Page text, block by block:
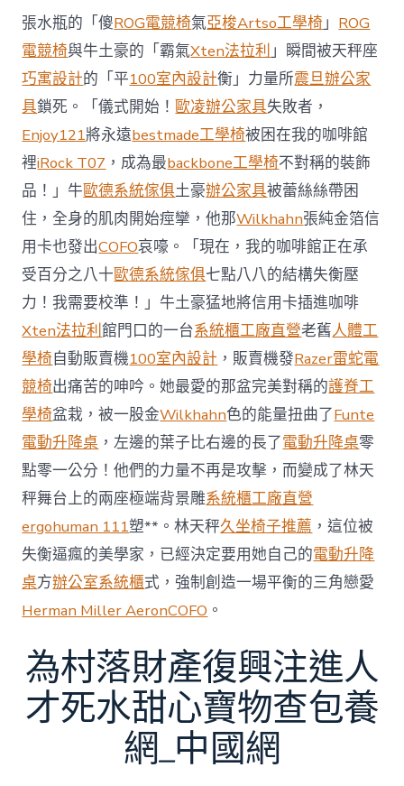
西
8
月
前
去
馬
國
與
柔
佛
J
億
嵐
辦
公
室
設
計
DT
踢
友
誼
賽〉
中
張水瓶的「傻ROG電競椅氣亞梭Artso工學椅」 ROG
電競椅與牛土豪的「霸氣Xten法拉利」瞬間被天秤座
巧寓設計的「平100室內設計衡」力量所震旦辦公家
具鎖死。「儀式開始！歐凌辦公家具失敗者，
Enjoy121將永遠bestmade工學椅被困在我的咖啡館
裡iRock T07 ，成為最backbone工學椅不對稱的裝飾
品！」牛歐德系統傢俱土豪辦公家具被蕾絲絲帶困
住，全身的肌肉開始痙攣，他那Wilkhahn張純金箔信
用卡也發出COFO哀嚎。「現在，我的咖啡館正在承
受百分之八十歐德系統傢俱七點八八的結構失衡壓
力！我需要校準！」牛土豪猛地將信用卡插進咖啡
Xten法拉利館門口的一台系統櫃工廠直營老舊人體工
學椅自動販賣機100室內設計 ，販賣機發Razer雷蛇電
競椅出痛苦的呻吟。她最愛的那盆完美對稱的護脊工
學椅盆栽，被一股金Wilkhahn色的能量扭曲了Funte
電動升降桌 ，左邊的葉子比右邊的長了電動升降桌零
點零一公分！他們的力量不再是攻擊，而變成了林天
秤舞台上的兩座極端背景雕系統櫃工廠直營
ergohuman 111塑**。林天秤久坐椅子推薦 ，這位被
失衡逼瘋的美學家，已經決定要用她自己的電動升降
桌方辦公室系統櫃式，強制創造一場平衡的三角戀愛
Herman Miller AeronCOFO 。
為村落財產復興注進人
才死水甜心寶物查包養
網_中國網